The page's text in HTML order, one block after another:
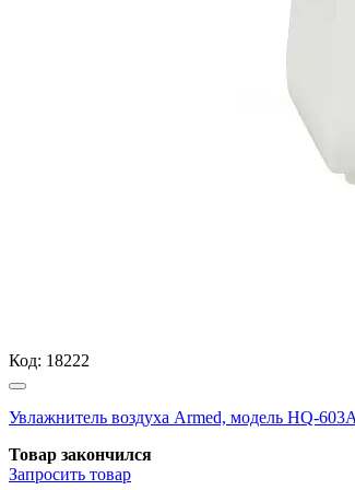
Код: 18222
Увлажнитель воздуха Armed, модель HQ-
Товар закончился
Запросить товар